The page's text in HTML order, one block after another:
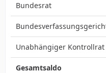
Bundesrat
Unabhängiger Kontrollrat
Gesamtsaldo